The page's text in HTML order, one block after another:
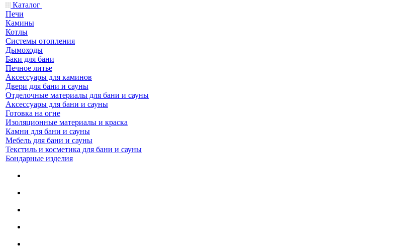
Каталог
Печи
Камины
Котлы
Системы отопления
Дымоходы
Баки для бани
Печное литье
Аксессуары для каминов
Двери для бани и сауны
Отделочные материалы для бани и сауны
Аксессуары для бани и сауны
Готовка на огне
Изоляционные материалы и краска
Камни для бани и сауны
Мебель для бани и сауны
Текстиль и косметика для бани и сауны
Бондарные изделия